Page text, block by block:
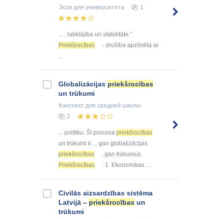
Эссе для университета 1
... , labklājība un stabilitāte.”
Priekšrocības
- drošība apzīmēta ar
...
Globalizācijas priekšrocības
un trūkumi
Конспект для средней школы
2
... politiku. Šī procesa priekšrocības
un trūkumi ir ... gan globalizācijas
priekšrocības
, gan trūkumus.
Priekšrocības
: 1. Ekonomikas ...
Civilās aizsardzības sistēma
Latvijā – priekšrocības un
trūkumi